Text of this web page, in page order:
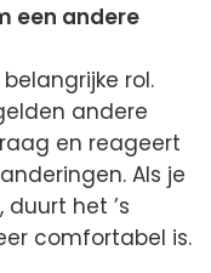
een andere
rol.
andere
en reageert
Als je
het ’s
comfortabel is.